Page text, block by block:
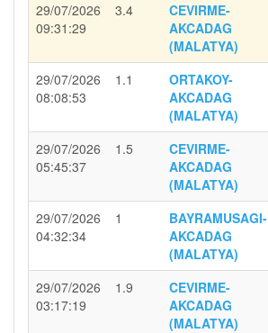
29/07/2026
09:31:29
3.4
CEVIRME-
AKCADAG
(MALATYA)
29/07/2026
08:08:53
1.1
ORTAKOY-
AKCADAG
(MALATYA)
29/07/2026
05:45:37
1.5
CEVIRME-
AKCADAG
(MALATYA)
29/07/2026
04:32:34
1
BAYRAMUSAGI-
AKCADAG
(MALATYA)
29/07/2026
03:17:19
1.9
CEVIRME-
AKCADAG
(MALATYA)